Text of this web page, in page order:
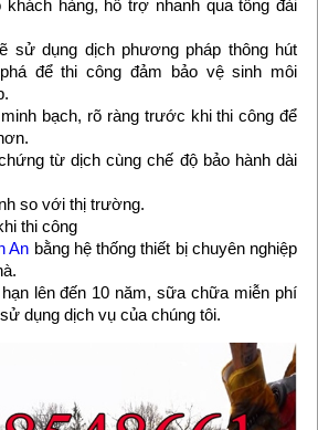
hàng, hỗ trợ nhanh qua tổng đài
sử dụng dịch phương pháp thông hút
để thi công đảm bảo vệ sinh môi
bạch, rõ ràng trước khi thi công để
từ dịch cùng chế độ bảo hành dài
so với thị trường.
thi công
An bằng hệ thống thiết bị chuyên nghiệp
lên đến 10 năm, sữa chữa miễn phí
dụng dịch vụ của chúng tôi.